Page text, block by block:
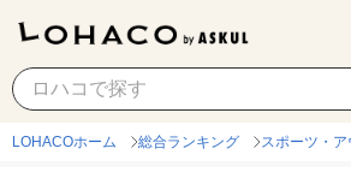
フィギュア
LOHACOホーム 総合ランキング スポーツ・